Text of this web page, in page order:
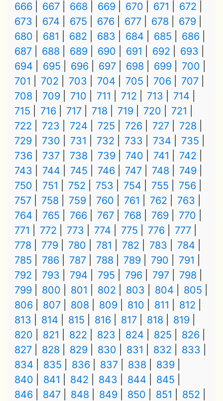
666
667 668 669 670 671
672
673
674 675 676 677 678
679
680
681 682 683 684 685
686
687
688 689 690 691 692
693
694
695 696 697 698 699
700
701
702 703 704 705 706
707
708
709 710 711 712 713
714
715
716 717 718 719 720
721
722
723 724 725 726 727
728
729
730 731 732 733 734
735
736
737 738 739 740 741
742
743
744 745 746 747 748
749
750
751 752 753 754 755
756
757
758 759 760 761 762
763
764
765 766 767 768 769
770
771
772 773 774 775 776
777
778
779 780 781 782 783
784
785
786 787 788 789 790
791
792
793 794 795 796 797
798
799
800 801 802 803 804
805
806
807 808 809 810 811
812
813
814 815 816 817 818
819
820
821 822 823 824 825
826
827
828 829 830 831 832
833
834
835 836 837 838
839
840
841 842 843 844
845
846
847 848 849 850 851
852